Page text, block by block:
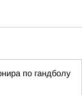
по гандболу